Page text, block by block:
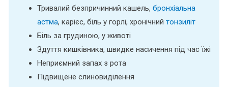
Тривалий безпричинний кашель, бронхіальна
астма, карієс, біль у горлі, хронічний тонзиліт
Біль за грудиною, у животі
Здуття кишківника, швидке насичення під час їжі
Неприємний запах з рота
Підвищене слиновиділення